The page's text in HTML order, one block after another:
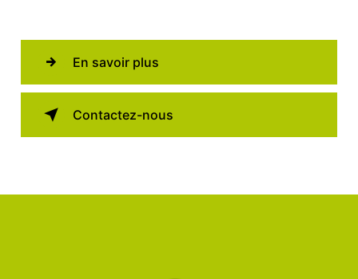
En savoir plus
Contactez-nous